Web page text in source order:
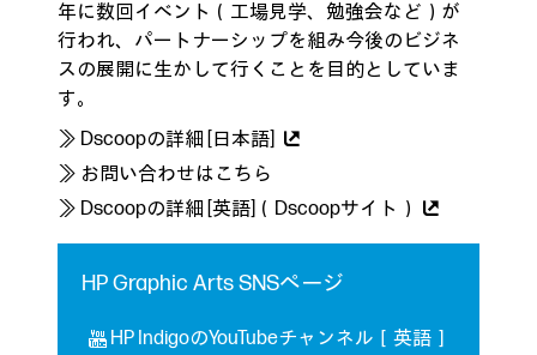
年に数回イベント（工場見学、勉強会など）が
行われ、パートナーシップを組み今後のビジネ
スの展開に生かして行くことを目的としていま
す。
≫ Dscoopの詳細 [日本語]
≫ お問い合わせはこちら
≫ Dscoopの詳細 [英語]（Dscoopサイト）
HP Graphic Arts SNSページ
HP IndigoのYouTubeチャンネル［英語］